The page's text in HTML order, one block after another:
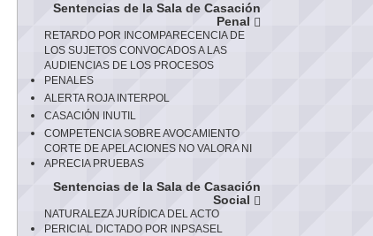
Sentencias de la Sala de Casación
Penal
RETARDO POR INCOMPARECENCIA DE
LOS SUJETOS CONVOCADOS A LAS
AUDIENCIAS DE LOS PROCESOS
PENALES
ALERTA ROJA INTERPOL
CASACIÓN INUTIL
COMPETENCIA SOBRE AVOCAMIENTO
CORTE DE APELACIONES NO VALORA NI
APRECIA PRUEBAS
Sentencias de la Sala de Casación
Social
NATURALEZA JURÍDICA DEL ACTO
PERICIAL DICTADO POR INPSASEL